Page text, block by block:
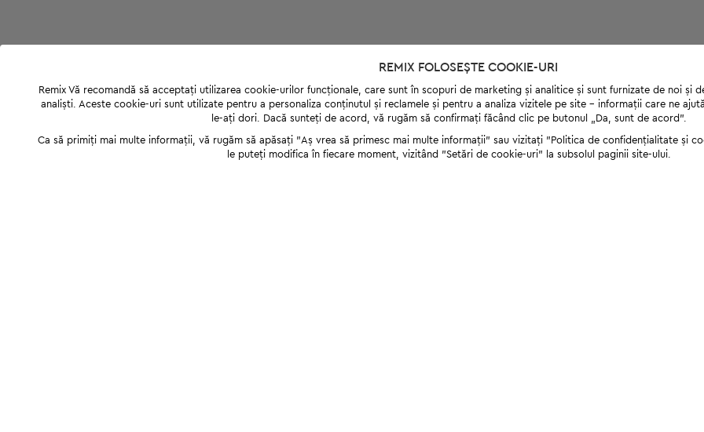
REMIX FOLOSEȘTE COOKIE-URI
Remix Vă recomandă să acceptați utilizarea cookie-urilor funcționale, care sunt în scopuri de marketing și analitice și sunt furnizate de noi și
analiști. Aceste cookie-uri sunt utilizate pentru a personaliza conținutul și reclamele și pentru a analiza vizitele pe site - informații care ne
le-ați dori. Dacă sunteți de acord, vă rugăm să confirmați făcând clic pe butonul „Da, sunt de acord”.
Ca să primiți mai multe informații, vă rugăm să apăsați "Аș vrea să primesc mai multe informații" sau vizitați "Politica de confidențialitate și
le puteți modifica în fiecare moment, vizitând "Setări de cookie-uri" la subsolul paginii site-ului.